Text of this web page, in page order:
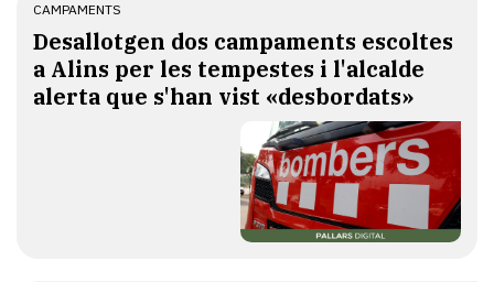
CAMPAMENTS
​Desallotgen dos campaments escoltes
a Alins per les tempestes i l'alcalde
alerta que s'han vist «desbordats»